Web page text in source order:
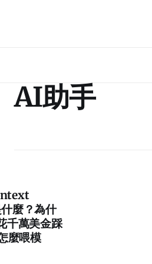
AI助手
麼？為什
千萬美金踩
麼喂模